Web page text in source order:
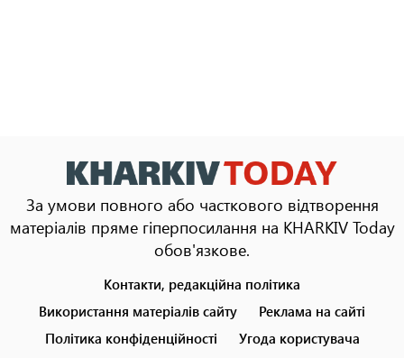
За умови повного або часткового відтворення
матеріалів пряме гіперпосилання на KHARKIV Today
обов'язкове.
menu
Контакти, редакційна політика
Використання матеріалів сайту
Реклама на сайті
Політика конфіденційності
Угода користувача